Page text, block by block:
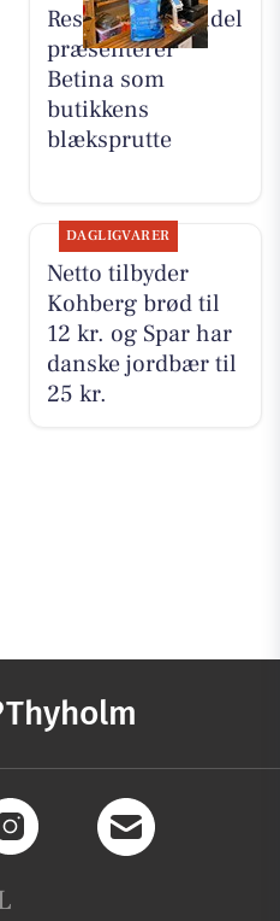
Resen Landhandel
præsenterer
Betina som
butikkens
blæksprutte
DAGLIGVARER
Netto tilbyder
Kohberg brød til
12 kr. og Spar har
danske jordbær til
25 kr.
Thyholm